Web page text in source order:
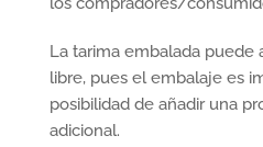
La tarima embalada puede
libre, pues el embalaje es
posibilidad de añadir una
adicional.